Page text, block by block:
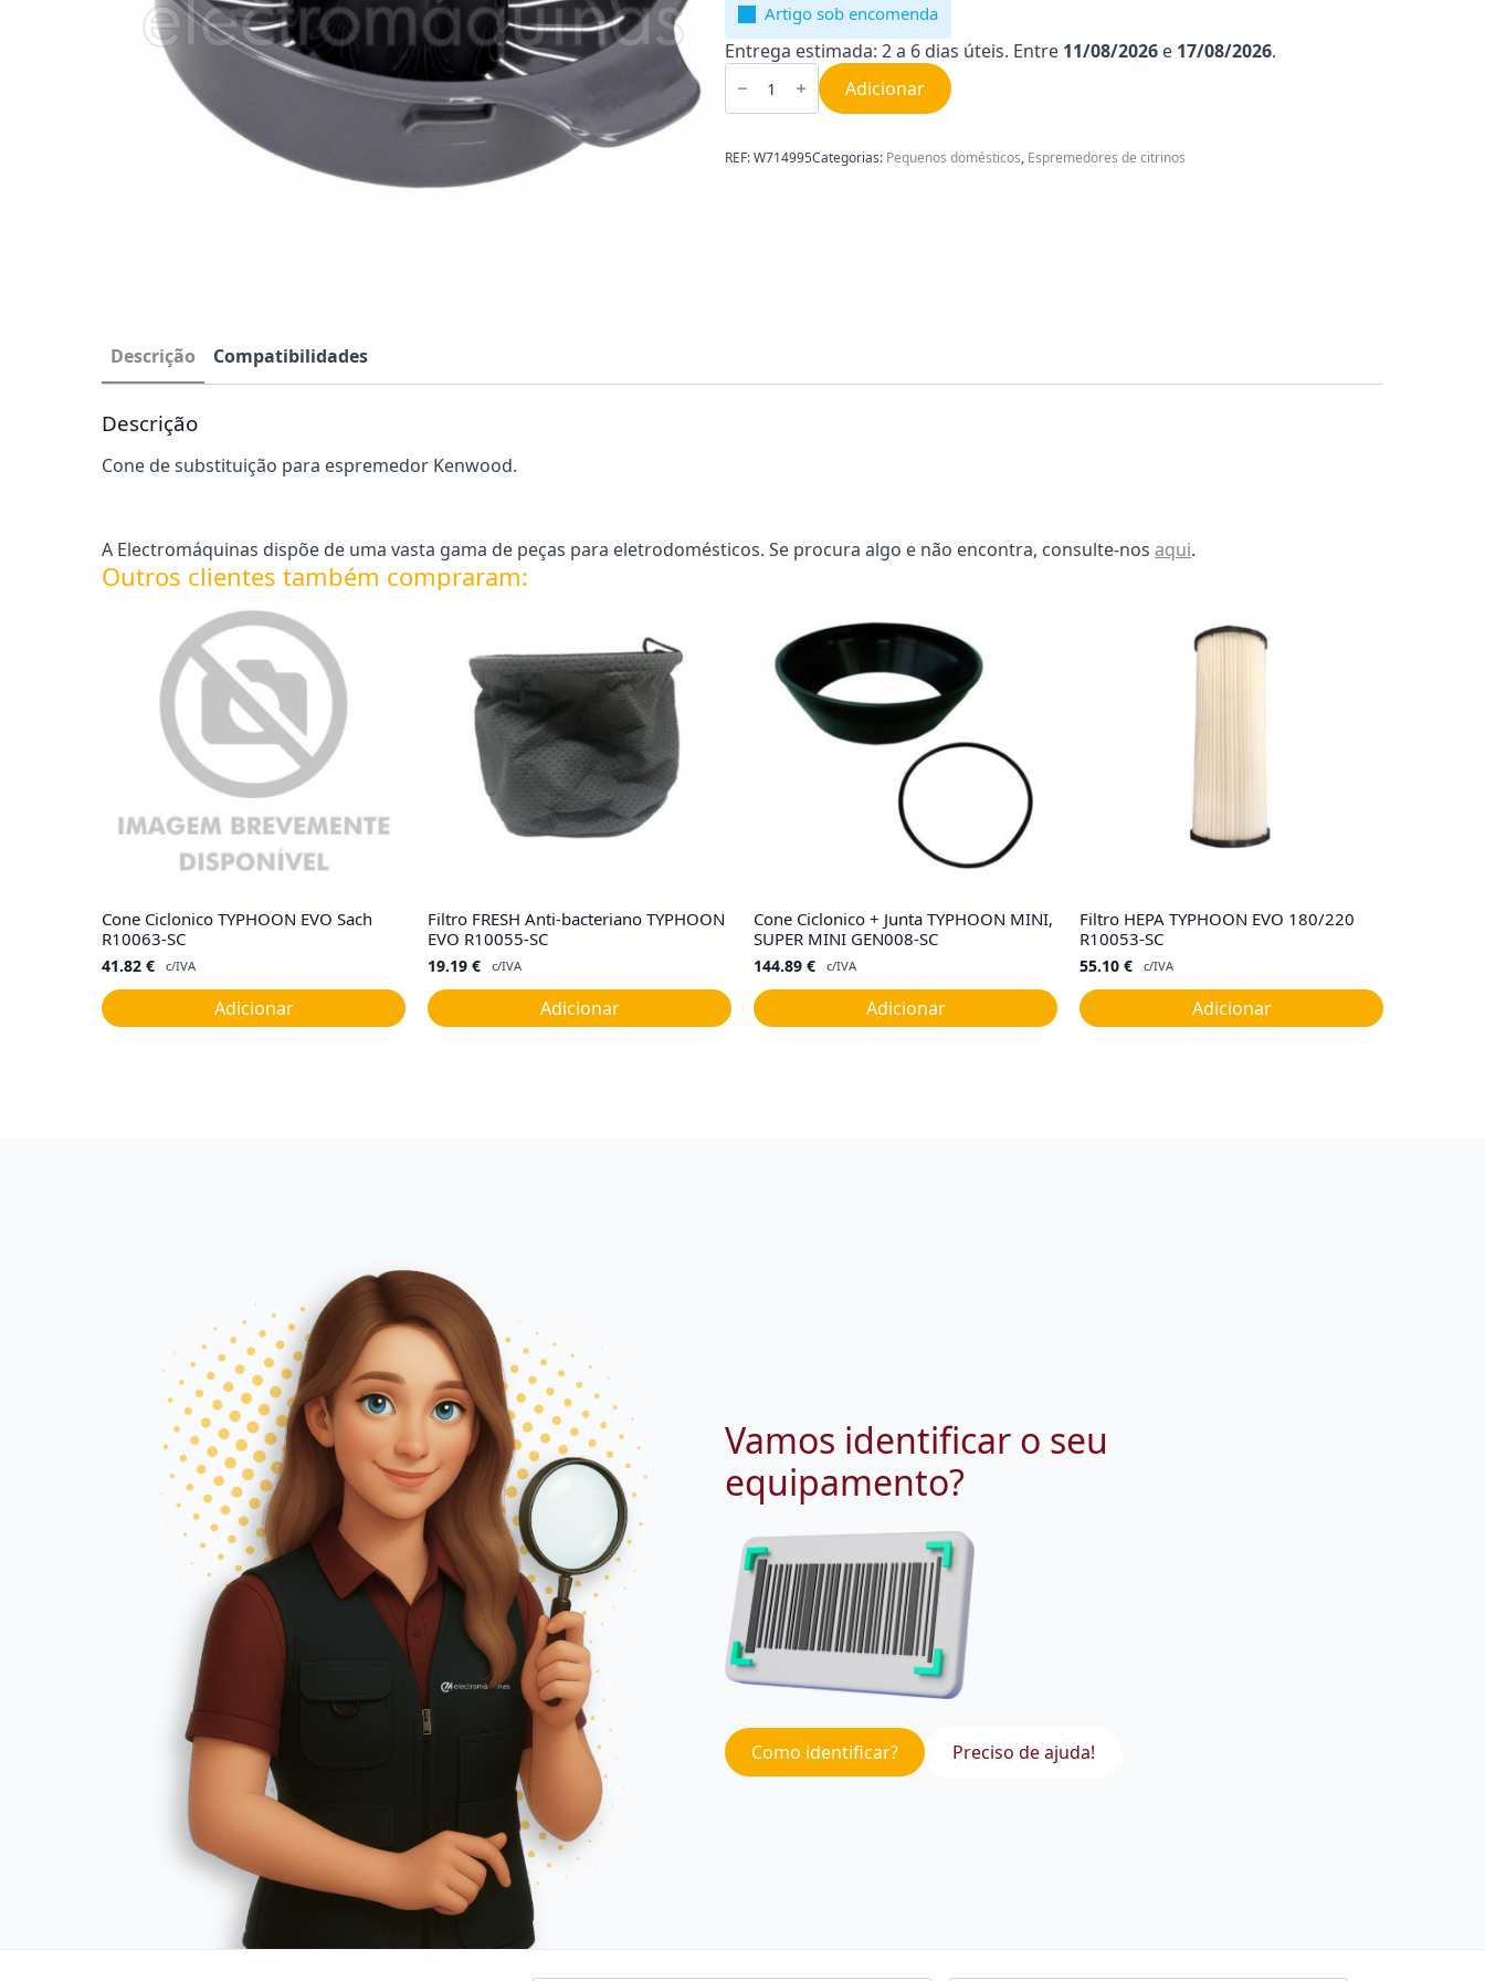
Artigo sob encomenda
Entrega estimada: 2 a 6 dias úteis. Entre 11/08/2026 e 17/08/2026.
Quantidade
de
Espremedor
KW714995
Adicionar
REF:W714995Categorias: Pequenos domésticos, Espremedores de citrinos
Descrição Compatibilidades
Descrição
Cone de substituição para espremedor Kenwood.
A Electromáquinas dispõe de uma vasta gama de peças para eletrodomésticos. Se procura algo e não encontra, consulte-nos aqui.
Outros clientes também compraram:
Cone Ciclonico TYPHOON EVO Sach
R10063-SC
41.82 € c/IVA
Adicionar
Filtro FRESH Anti-bacteriano TYPHOON
EVO R10055-SC
19.19 € c/IVA
Adicionar
Cone Ciclonico + Junta TYPHOON MINI,
SUPER MINI GEN008-SC
144.89 € c/IVA
Adicionar
Filtro HEPA TYPHOON EVO 180/220
R10053-SC
55.10 € c/IVA
Adicionar
Vamos identificar o seu
equipamento?
Como identificar? Preciso de ajuda!